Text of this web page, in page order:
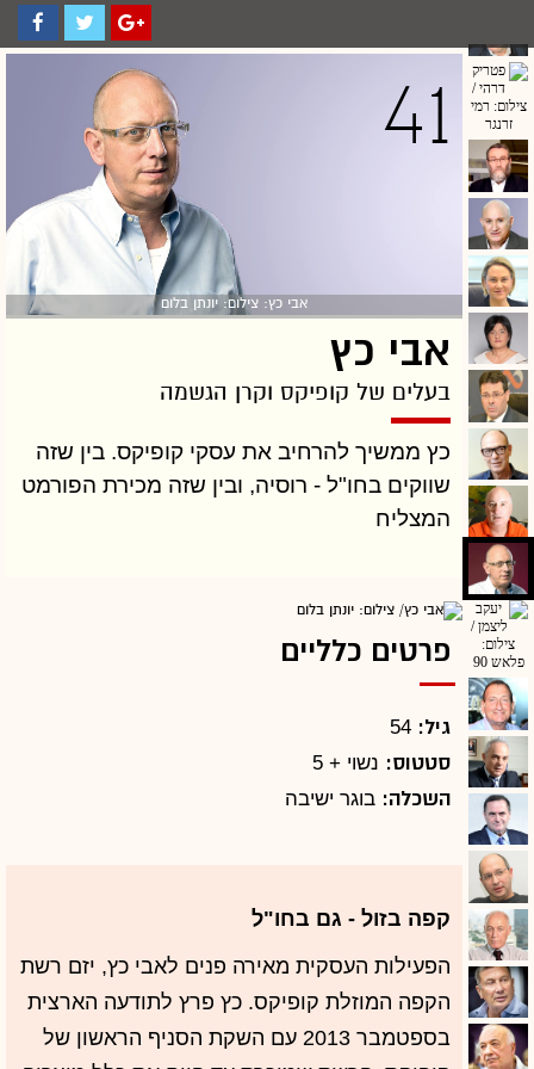
אבי כץ: צילום: יונתן בלום
41
אבי כץ
בעלים של קופיקס וקרן הגשמה
כץ ממשיך להרחיב את עסקי קופיקס. בין שזה
שווקים בחו"ל - רוסיה, ובין שזה מכירת הפורמט
המצליח
פרטים כלליים
גיל: 54
סטטוס: נשוי + 5
השכלה: בוגר ישיבה
קפה בזול - גם בחו"ל
הפעילות העסקית מאירה פנים לאבי כץ, יזם רשת
הקפה המוזלת קופיקס. כץ פרץ לתודעה הארצית
בספטמבר 2013 עם השקת הסניף הראשון של